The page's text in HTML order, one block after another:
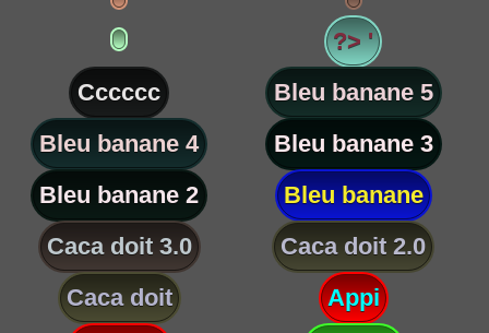
?> '
Cccccc
Bleu banane 5
Bleu banane 4
Bleu banane 3
Bleu banane 2
Bleu banane
Caca doit 3.0
Caca doit 2.0
Caca doit
Appi